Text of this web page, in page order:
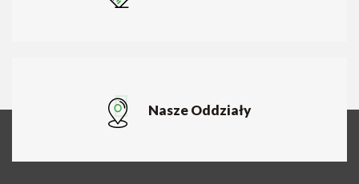
Nasze Oddziały